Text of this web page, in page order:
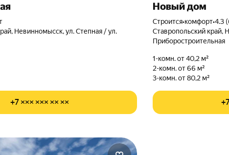
Невинномысск, ул. Степная / ул.
+7 ××× ××× ×× ××
Новый дом
Строится•комфорт•4.3
Ставропольский край,
Приборостроительная
1-комн. от 40,2 м²
2-комн. от 66 м²
3-комн. от 80,2 м²